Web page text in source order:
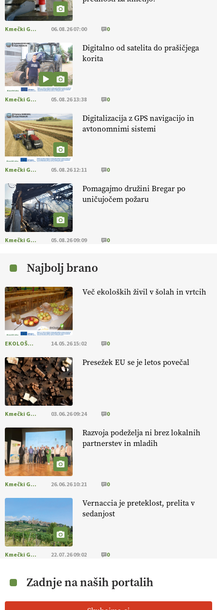
HOMAR
EKOloško = logično: VLOG Ekološko
kmetijstvo brez škropljenja?
EKOloško = logično: ekološka kmetija
ALTENBAHER
EKOloško = logično: ekološko oljarstvo
MORGAN
EKOloško = logično: ekološka kmetija
FREŠER
KMETIJSKA LIGA PRVAKOV: POMLADITEV
KMETIJSKE EKIPE
KMETIJSKA LIGA PRVAKOV: UKRAJINA vs.
EVROPA
EKOloško = logično: ekološka kmetija
EKOloško = logično: VLOG Okus je
pomembnejši od izgleda
EKOloško = logično: ekološka kmetija PR'
RAKARI
Kmečki Glas 06.08.26 07:00 0
Digitalno od satelita do prašičjega
korita
Kmečki Glas 05.08.26 13:38 0
Digitalizacija z GPS navigacijo in
avtonomnimi sistemi
Kmečki Glas 05.08.26 12:11 0
Pomagajmo družini Bregar po
uničujočem požaru
Kmečki Glas 05.08.26 09:09 0
Najbolj brano
Več ekoloških živil v šolah in vrtcih
EKOLOŠKO LOGIČNO 14.05.26 15:02 0
Presežek EU se je letos povečal
Kmečki Glas 03.06.26 09:24 0
Razvoja podeželja ni brez lokalnih
partnerstev in mladih
Kmečki Glas 26.06.26 10:21 0
Vernaccia je preteklost, prelita v
sedanjost
Kmečki Glas 22.07.26 09:02 0
Zadnje na naših portalih